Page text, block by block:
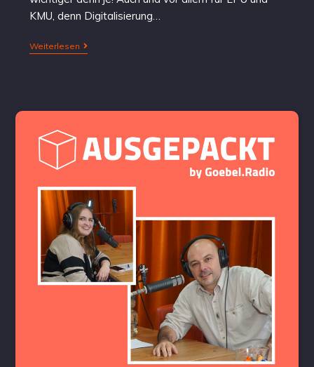
KMU, denn Digitalisierung…
Weiterlesen